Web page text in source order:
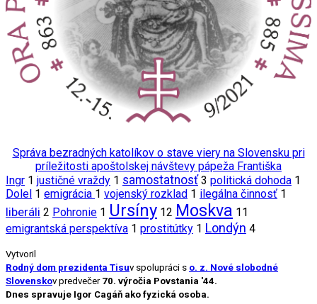
Správa bezradných katolíkov o stave viery na Slovensku pri
príležitosti apoštolskej návštevy pápeža Františka
Ingr 1 justičné vraždy 1 samostatnosť 3 politická dohoda 1
Dolel 1 emigrácia 1 vojenský rozklad 1 ilegálna činnosť 1
liberáli 2 Pohronie 1 Ursíny 12 Moskva 11
emigrantská perspektíva 1 prostitútky 1 Londýn 4
Vytvoril
Rodný dom prezidenta Tisuv spolupráci s o. z. Nové slobodné
Slovenskov predvečer 70. výročia Povstania '44.
Dnes spravuje Igor Cagáň ako fyzická osoba.